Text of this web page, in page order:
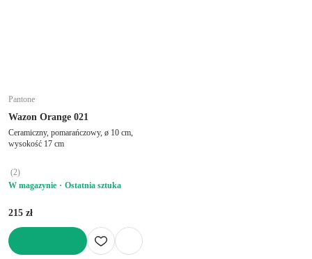
Pantone
Wazon Orange 021
Ceramiczny, pomarańczowy, ø 10 cm,
wysokość 17 cm
(2)
W magazynie
Ostatnia sztuka
215 zł